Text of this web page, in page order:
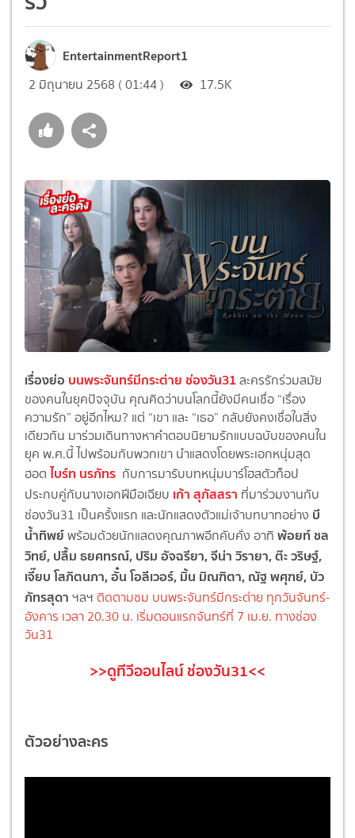
EntertainmentReport1
2 มิถุนายน 2568 ( 01:44 ) 17.5K
เรื่องย่อ บนพระจันทร์มีกระต่าย ช่องวัน31ละครรักร่วมสมัย
ของคนในยุคปัจจุบัน คุณคิดว่าบนโลกนี้ยังมีคนเชื่อ “เรื่อง
ความรัก” อยู่อีกไหม? แต่ “เขา และ “เธอ” กลับยังคงเชื่อในสิ่ง
เดียวกัน มาร่วมเดินทางหาคำตอบนิยามรักแบบฉบับของคนใน
ยุค พ.ศ.นี้ ไปพร้อมกับพวกเขา นำแสดงโดยพระเอกหนุ่มสุด
ฮอต ไบร์ท นรภัทร กับการมารับบทหนุ่มบาร์โฮสตัวท็อป
ประกบคู่กับนางเอกฝีมือเฉียบ เก้า สุภัสสรา ที่มาร่วมงานกับ
ช่องวัน31 เป็นครั้งแรก และนักแสดงตัวแม่เจ้าบทบาทอย่าง บี
น้ำทิพย์พร้อมด้วยนักแสดงคุณภาพอีกคับคั่ง อาทิ พ้อยท์ ชล
วิทย์, ปลื้ม ธยศทรณ์, ปริม อัจฉรียา, จีน่า วิรายา, ต๊ะ วริษฐ์,
เจี๊ยบ โสภิตนภา, อั๋น โอลีเวอร์, มิ้น มิณฑิตา, ณัฐ พศุฑย์, บัว
ภัทรสุดา ฯลฯ ติดตามชม บนพระจันทร์มีกระต่าย ทุกวันจันทร์-
อังคาร เวลา 20.30 น. เริ่มตอนแรกจันทร์ที่ 7 เม.ย. ทางช่อง
วัน31
>>ดูทีวีออนไลน์ ช่องวัน31<<
ตัวอย่างละคร